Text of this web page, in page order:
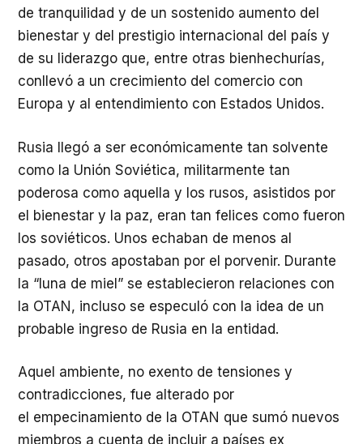
de tranquilidad y de un sostenido aumento del
bienestar y del prestigio internacional del país y
de su liderazgo que, entre otras bienhechurías,
conllevó a un crecimiento del comercio con
Europa y al entendimiento con Estados Unidos.
Rusia llegó a ser económicamente tan solvente
como la Unión Soviética, militarmente tan
poderosa como aquella y los rusos, asistidos por
el bienestar y la paz, eran tan felices como fueron
los soviéticos. Unos echaban de menos al
pasado, otros apostaban por el porvenir. Durante
la “luna de miel” se establecieron relaciones con
la OTAN, incluso se especuló con la idea de un
probable ingreso de Rusia en la entidad.
Aquel ambiente, no exento de tensiones y
contradicciones, fue alterado por
el empecinamiento de la OTAN que sumó nuevos
miembros a cuenta de incluir a países ex